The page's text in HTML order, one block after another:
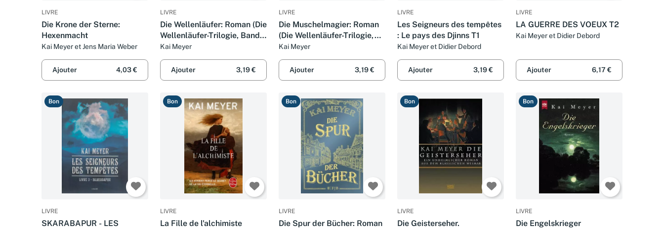
LIVRE
Die Krone der Sterne:
Hexenmacht
Kai Meyer et Jens Maria Weber
Ajouter 4,03 €
LIVRE
Die Wellenläufer: Roman (Die
Wellenläufer-Trilogie, Band
1)
Kai Meyer
Ajouter 3,19 €
LIVRE
Die Muschelmagier: Roman
(Die Wellenläufer-Trilogie,
Band 2)
Kai Meyer
Ajouter 3,19 €
LIVRE
Les Seigneurs des tempêtes
: Le pays des Djinns T1
Kai Meyer et Didier Debord
Ajouter 3,19 €
LIVRE
LA GUERRE DES VOEUX T2
Kai Meyer et Didier Debord
Ajouter 6,17 €
Bon
LIVRE
SKARABAPUR - LES
Bon
LIVRE
La Fille de l'alchimiste
Bon
LIVRE
Die Spur der Bücher: Roman
Bon
LIVRE
Die Geisterseher.
Bon
LIVRE
Die Engelskrieger